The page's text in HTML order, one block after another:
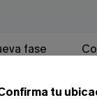
fase
tu